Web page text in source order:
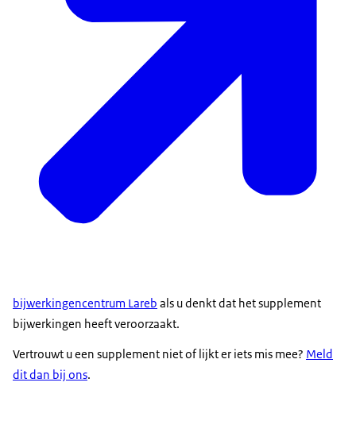
bijwerkingencentrum Lareb als u denkt dat het supplement
bijwerkingen heeft veroorzaakt.
Vertrouwt u een supplement niet of lijkt er iets mis mee? Meld
dit dan bij ons.